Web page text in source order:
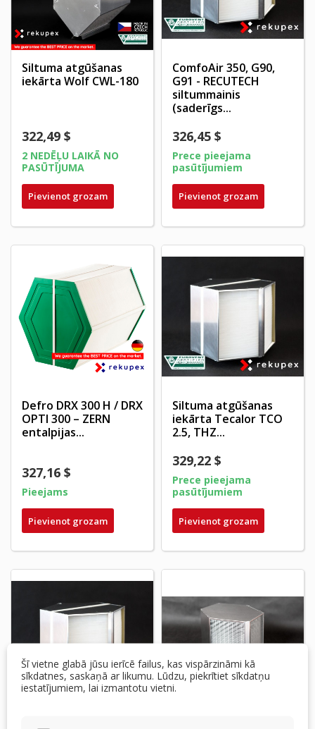
Siltuma atgūšanas
iekārta Wolf CWL-180
322,49 $
2 NEDĒĻU LAIKĀ NO
PASŪTĪJUMA
Pievienot grozam
ComfoAir 350, G90,
G91 - RECUTECH
siltummainis
(saderīgs...
326,45 $
Prece pieejama
pasūtījumiem
Pievienot grozam
Defro DRX 300 H / DRX
OPTI 300 – ZERN
entalpijas...
327,16 $
Pieejams
Pievienot grozam
Siltuma atgūšanas
iekārta Tecalor TCO
2.5, THZ...
329,22 $
Prece pieejama
pasūtījumiem
Pievienot grozam
Šī vietne glabā jūsu ierīcē failus, kas vispārzināmi kā
sīkdatnes, saskaņā ar likumu. Lūdzu, piekrītiet sīkdatņu
iestatījumiem, lai izmantotu vietni.